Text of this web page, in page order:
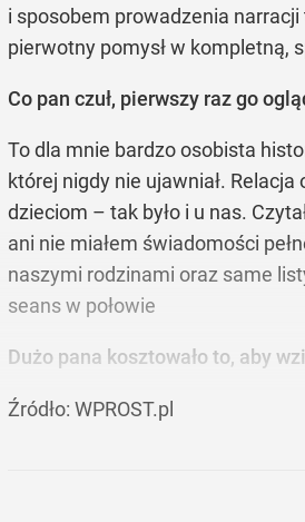
i sposobem prowadzenia
pierwotny pomysł w kompletną,
Co pan czuł, pierwszy raz go
To dla mnie bardzo osobista
której nigdy nie ujawniał.
dzieciom – tak było i u nas.
ani nie miałem świadomości
naszymi rodzinami oraz same
seans w połowie
Dużo pana kosztowało to, aby
Źródło: WPROST.pl